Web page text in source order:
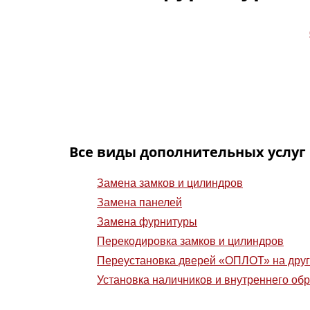
Все виды дополнительных услуг
Замена замков и цилиндров
Замена панелей
Замена фурнитуры
Перекодировка замков и цилиндров
Переустановка дверей «ОПЛОТ» на
Установка наличников и внутреннего